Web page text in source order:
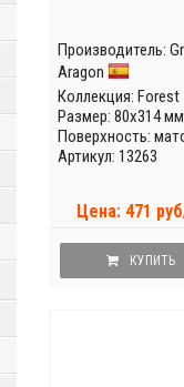
Производитель:
Aragon
Коллекция: Forest
Размер: 80x314 мм
Поверхность:
Артикул: 13263
Цена: 471
КУПИТЬ